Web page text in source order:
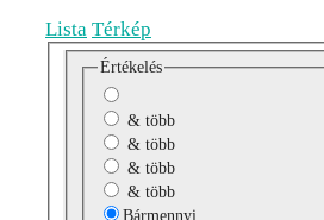
Lista Térkép
Értékelés
& több
& több
& több
& több
Bármennyi